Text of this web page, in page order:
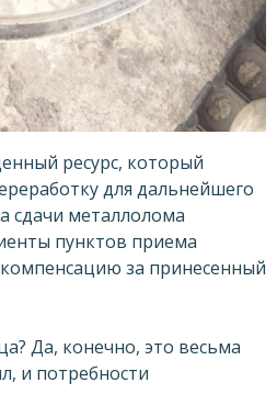
ресурс, который
для дальнейшего
сдачи металлолома
пунктов приема
за принесенный
Да, конечно, это весьма
и потребности